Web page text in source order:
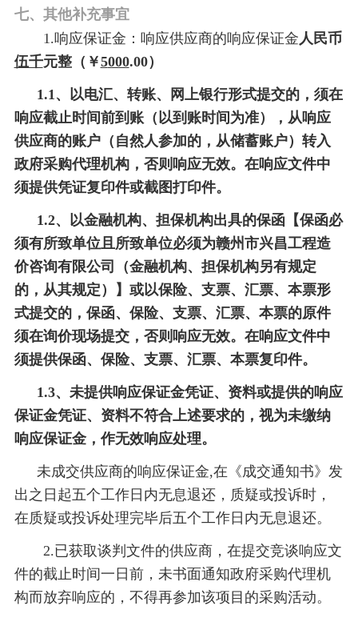
招标公告
BIDDING
INFORMATION
七、 其他补充事宜
1.响应保证金：响应供应商的响应保证金人民币
伍千元整（￥5000.00）
1.1、以电汇、转账、网上银行形式提交的，须在
响应截止时间前到账（以到账时间为准），从响应
供应商的账户（自然人参加的，从储蓄账户）转入
政府采购代理机构，否则响应无效。在响应文件中
须提供凭证复印件或截图打印件。
1.2、以金融机构、担保机构出具的保函【保函必
须有所致单位且所致单位必须为赣州市兴昌工程造
价咨询有限公司（金融机构、担保机构另有规定
的，从其规定）】或以保险、支票、汇票、本票形
式提交的，保函、保险、支票、汇票、本票的原件
须在询价现场提交，否则响应无效。在响应文件中
须提供保函、保险、支票、汇票、本票复印件。
1.3、未提供响应保证金凭证、资料或提供的响应
保证金凭证、资料不符合上述要求的，视为未缴纳
响应保证金，作无效响应处理。
未成交供应商的响应保证金,在《成交通知书》发
出之日起五个工作日内无息退还，质疑或投诉时，
在质疑或投诉处理完毕后五个工作日内无息退还。
2.已获取谈判文件的供应商，在提交竞谈响应文
件的截止时间一日前，未书面通知政府采购代理机
构而放弃响应的，不得再参加该项目的采购活动。